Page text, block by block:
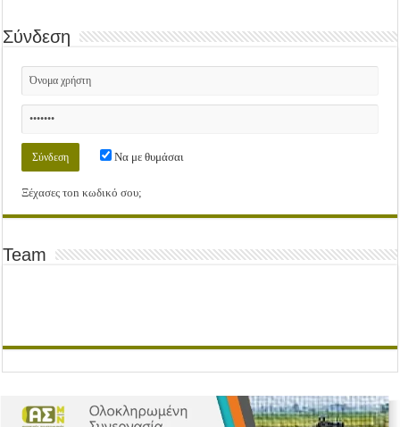
Σύνδεση
Να με θυμάσαι
Ξέχασες τοn κωδικό σου;
Team